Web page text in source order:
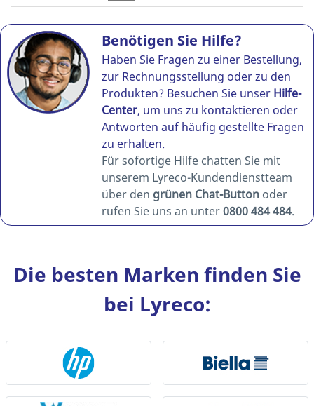
Benötigen Sie Hilfe?
Haben Sie Fragen zu einer Bestellung,
zur Rechnungsstellung oder zu den
Produkten? Besuchen Sie unser Hilfe-
Center, um uns zu kontaktieren oder
Antworten auf häufig gestellte Fragen
zu erhalten.
Für sofortige Hilfe chatten Sie mit
unserem Lyreco-Kundendienstteam
über den grünen Chat-Button oder
rufen Sie uns an unter0800 484 484.
Die besten Marken finden Sie
bei Lyreco: